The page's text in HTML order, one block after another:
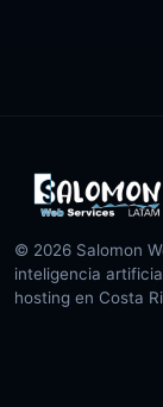
© 2026 Salomon
inteligencia
hosting en Costa